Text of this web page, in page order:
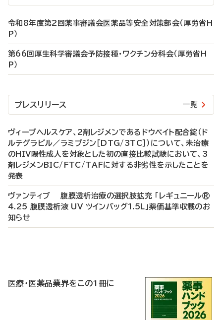
令和8年度第2回薬事審議会医薬品等安全対策部会（厚労省H
P）
第66回厚生科学審議会予防接種・ワクチン分科会（厚労省H
P）
プレスリリース 一覧
ヴィーブヘルスケア、2剤レジメンであるドウベイト配合錠（ド
ルテグラビル／ラミブジン［DTG/3TC］）について、未治療
のHIV陽性成人を対象とした初の直接比較試験において、3
剤レジメンBIC/FTC/TAFに対する非劣性を示したことを
発表
ヴァンティブ 腹膜透析治療の選択肢拡充 「レギュニール®
4.25 腹膜透析液 UV ツインバッグ1.5L」薬価基準収載のお
知らせ
医療・医薬品業界をこの1冊に